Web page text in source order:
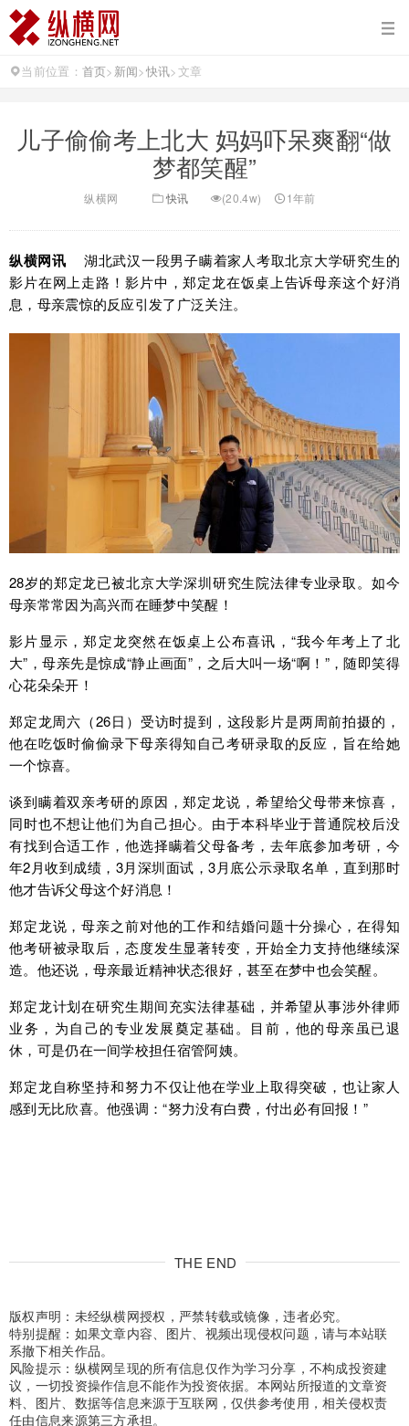
当前位置： 首页> 新闻>快讯>文章
儿子偷偷考上北大 妈妈吓呆爽翻“做
梦都笑醒”
纵横网 快讯 (20.4w) 1年前
纵横网讯
湖北武汉一段男子瞒着家人考取北京大学研究生的
影片在网上走路！影片中，郑定龙在饭桌上告诉母亲这个好消
息，母亲震惊的反应引发了广泛关注。
28岁的郑定龙已被北京大学深圳研究生院法律专业录取。如今
母亲常常因为高兴而在睡梦中笑醒！
影片显示，郑定龙突然在饭桌上公布喜讯，“我今年考上了北
大”，母亲先是惊成“静止画面”，之后大叫一场“啊！”，随即笑得
心花朵朵开！
郑定龙周六（26日）受访时提到，这段影片是两周前拍摄的，
他在吃饭时偷偷录下母亲得知自己考研录取的反应，旨在给她
一个惊喜。
谈到瞒着双亲考研的原因，郑定龙说，希望给父母带来惊喜，
同时也不想让他们为自己担心。由于本科毕业于普通院校后没
有找到合适工作，他选择瞒着父母备考，去年底参加考研，今
年2月收到成绩，3月深圳面试，3月底公示录取名单，直到那时
他才告诉父母这个好消息！
郑定龙说，母亲之前对他的工作和结婚问题十分操心，在得知
他考研被录取后，态度发生显著转变，开始全力支持他继续深
造。他还说，母亲最近精神状态很好，甚至在梦中也会笑醒。
郑定龙计划在研究生期间充实法律基础，并希望从事涉外律师
业务，为自己的专业发展奠定基础。目前，他的母亲虽已退
休，可是仍在一间学校担任宿管阿姨。
郑定龙自称坚持和努力不仅让他在学业上取得突破，也让家人
感到无比欣喜。他强调：“努力没有白费，付出必有回报！”
THE END
版权声明：未经纵横网授权，严禁转载或镜像，违者必究。
特别提醒：如果文章内容、图片、视频出现侵权问题，请与本站联
系撤下相关作品。
风险提示：纵横网呈现的所有信息仅作为学习分享，不构成投资建
议，一切投资操作信息不能作为投资依据。本网站所报道的文章资
料、图片、数据等信息来源于互联网，仅供参考使用，相关侵权责
任由信息来源第三方承担。